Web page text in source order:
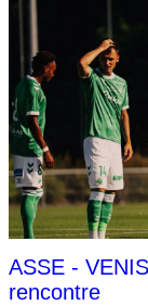
ASSE -
rencontre